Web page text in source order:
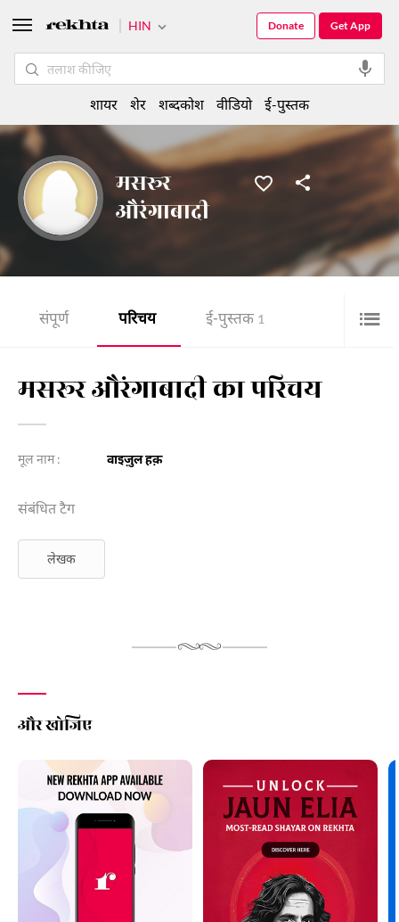
मसरूर
औरंगाबादी
संपूर्ण परिचय ई-पुस्तक 1
मसरूर औरंगाबादी का परिचय
मूल नाम : वाइज़ुल हक़
संबंधित टैग
लेखक
और खोजिए
HIN Get App
Donate
शायर शेर शब्दकोश वीडियो ई-पुस्तक